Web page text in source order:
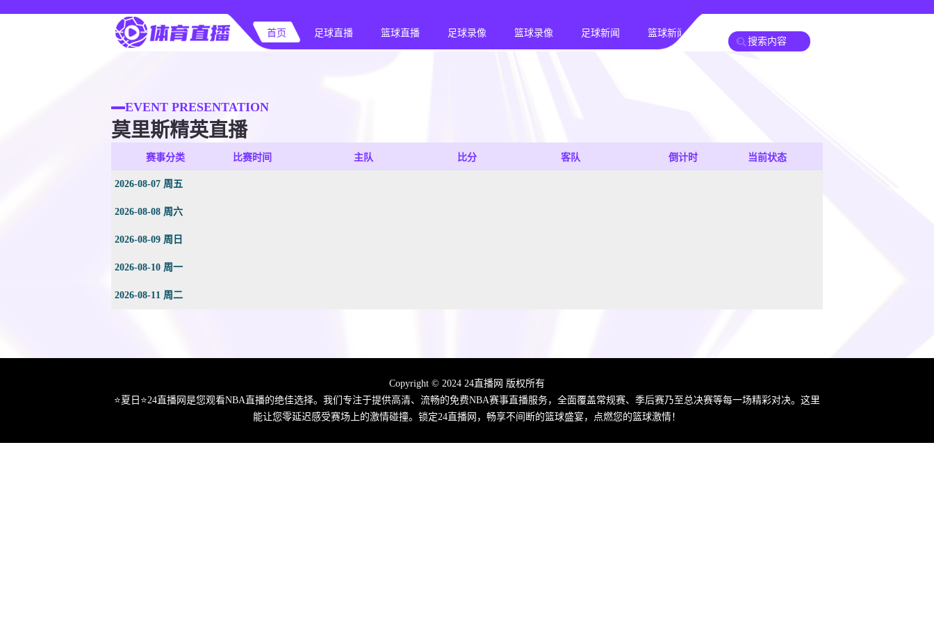
首页 足球直播 篮球直播 足球录像 篮球录像 足球新闻 篮球新闻
EVENT PRESENTATION
莫里斯精英直播
赛事分类 比赛时间 主队 比分 客队 倒计时 当前状态
2026-08-07 周五
2026-08-08 周六
2026-08-09 周日
2026-08-10 周一
2026-08-11 周二
Copyright © 2024 24直播网 版权所有
⭐️夏日⭐24直播网是您观看NBA直播的绝佳选择。我们专注于提供高清、流畅的免费NBA赛事直播服务，全面覆盖常规赛、季后赛乃至总决赛等每一场精彩对决。这里
能让您零延迟感受赛场上的激情碰撞。锁定24直播网，畅享不间断的篮球盛宴，点燃您的篮球激情！